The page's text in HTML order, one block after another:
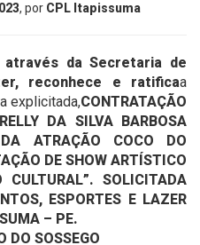
, por CPL Itapissuma
através da Secretaria de
reconhece e ratificaa
explicitada,CONTRATAÇÃO
DA SILVA BARBOSA
DA ATRAÇÃO COCO DO
DE SHOW ARTÍSTICO
SOLICITADA
ESPORTES E LAZER
– PE.
DO SOSSEGO